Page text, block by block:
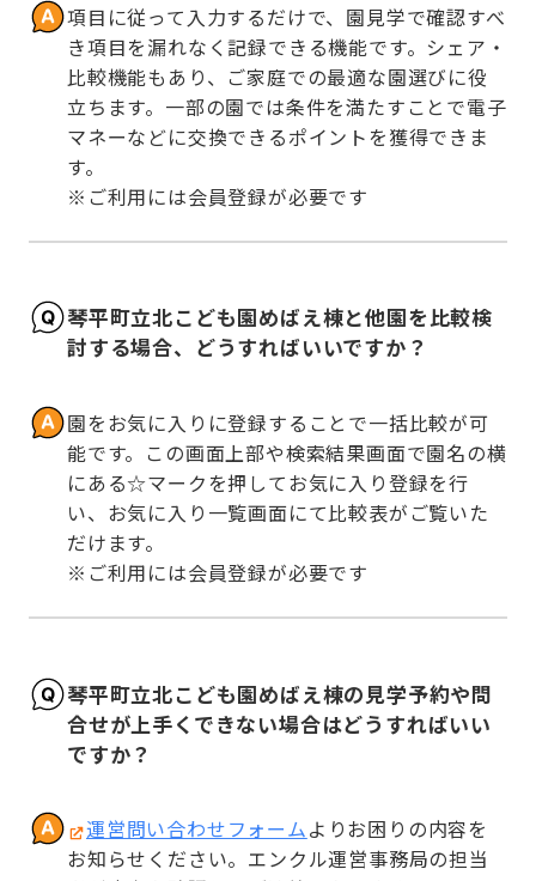
項目に従って入力するだけで、園見学で確認すべ
き項目を漏れなく記録できる機能です。シェア・
比較機能もあり、ご家庭での最適な園選びに役
立ちます。一部の園では条件を満たすことで電子
マネーなどに交換できるポイントを獲得できま
す。
※ご利用には会員登録が必要です
琴平町立北こども園めばえ棟と他園を比較検
討する場合、どうすればいいですか？
園をお気に入りに登録することで一括比較が可
能です。この画面上部や検索結果画面で園名の横
にある☆マークを押してお気に入り登録を行
い、お気に入り一覧画面にて比較表がご覧いた
だけます。
※ご利用には会員登録が必要です
琴平町立北こども園めばえ棟の見学予約や問
合せが上手くできない場合はどうすればいい
ですか？
運営問い合わせフォームよりお困りの内容を
お知らせください。エンクル運営事務局の担当